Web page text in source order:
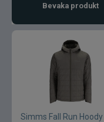
Bevaka produkt
Simms Fall Run Hoody